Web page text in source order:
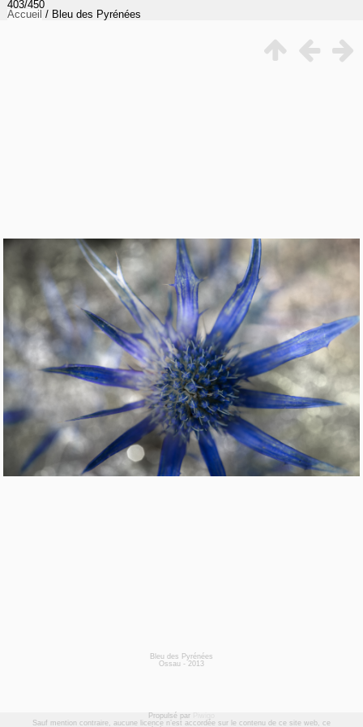
403/450
Accueil / Bleu des Pyrénées
Bleu des Pyrénées
Ossau - 2013
Propulsé par
Sauf mention contraire, aucune licence n’est accordée sur le contenu de ce site web, ce